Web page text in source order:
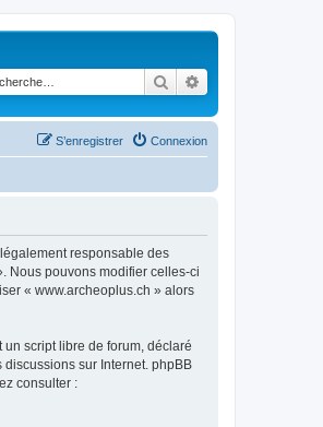
Rechercher
Connexion
S’enregistrer
responsable des
Nous pouvons modifier celles-ci
« www.archeoplus.ch » alors
script libre de forum, déclaré
discussions sur Internet. phpBB
consulter :